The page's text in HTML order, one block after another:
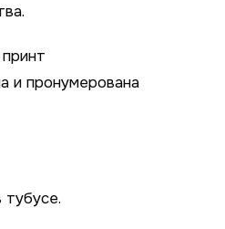
и пронумерована